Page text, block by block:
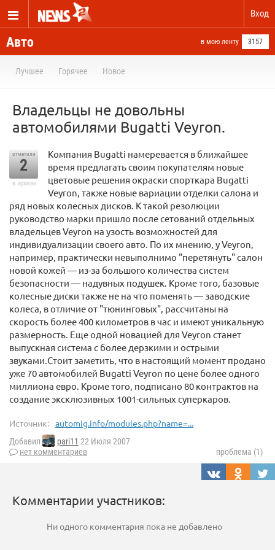
Вход
Авто в мою ленту 3157
Лучшее Горячее Новое
Владельцы не довольны
автомобилями Bugatti Veyron.
отметили
2
в архиве
Компания Bugatti намеревается в ближайшее
время предлагать своим покупателям новые
цветовые решения окраски спорткара Bugatti
Veyron, также новые вариации отделки салона и
ряд новых колесных дисков. К такой резолюции
руководство марки пришло после сетований отдельных
владельцев Veyron на узость возможностей для
индивидуализации своего авто. По их мнению, у Veyron,
например, практически невыполнимо "перетянуть" салон
новой кожей — из-за большого количества систем
безопасности — надувных подушек. Кроме того, базовые
колесные диски также не на что поменять — заводские
колеса, в отличие от "тюнинговых", рассчитаны на
скорость более 400 километров в час и имеют уникальную
размерность. Еще одной новацией для Veyron станет
выпускная система с более дерзкими и острыми
звуками.Стоит заметить, что в настоящий момент продано
уже 70 автомобилей Bugatti Veyron по цене более одного
миллиона евро. Кроме того, подписано 80 контрактов на
создание эксклюзивных 1001-сильных суперкаров.
Источник: automig.info/modules.php?name=...
Добавил pari11 22 Июля 2007
нет комментариев
проблема (1)
Комментарии участников:
Ни одного комментария пока не добавлено